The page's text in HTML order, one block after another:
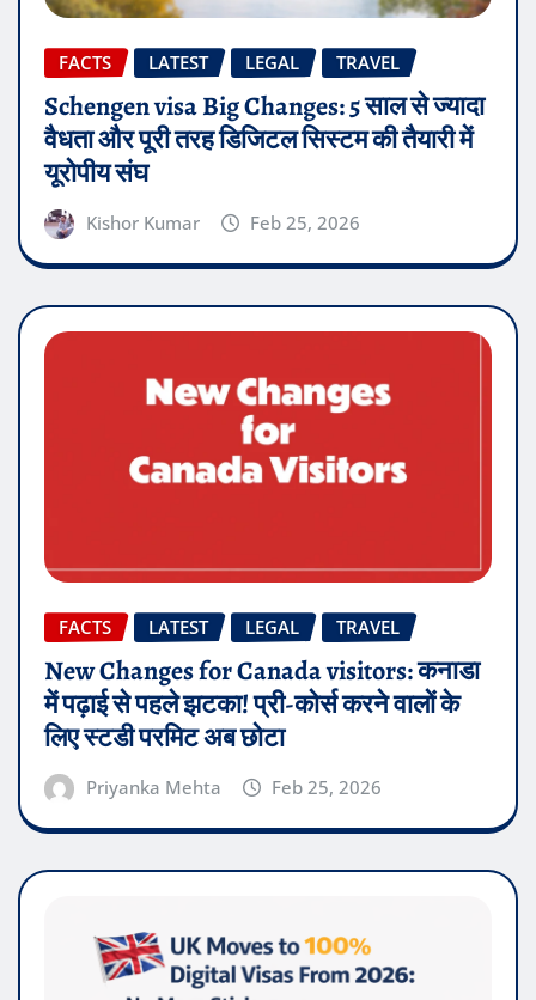
FACTS LATEST LEGAL TRAVEL
Schengen visa Big Changes: 5 साल से ज्यादा
वैधता और पूरी तरह डिजिटल सिस्टम की तैयारी में
यूरोपीय संघ
Kishor Kumar Feb 25, 2026
FACTS LATEST LEGAL TRAVEL
New Changes for Canada visitors: कनाडा
में पढ़ाई से पहले झटका! प्री-कोर्स करने वालों के
लिए स्टडी परमिट अब छोटा
Priyanka Mehta Feb 25, 2026